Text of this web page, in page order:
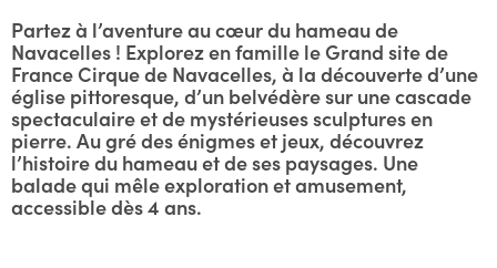
Partez à l’aventure au cœur du hameau de
Navacelles ! Explorez en famille le Grand site de
France Cirque de Navacelles, à la découverte d’une
église pittoresque, d’un belvédère sur une cascade
spectaculaire et de mystérieuses sculptures en
pierre. Au gré des énigmes et jeux, découvrez
l’histoire du hameau et de ses paysages. Une
balade qui mêle exploration et amusement,
accessible dès 4 ans.